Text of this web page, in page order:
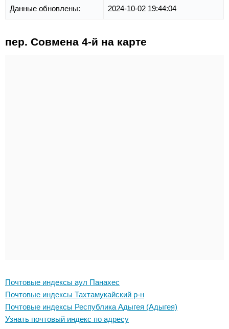
Данные обновлены: 2024-10-02 19:44:04
пер. Совмена 4-й на карте
Почтовые индексы аул Панахес
Почтовые индексы Тахтамукайский р-н
Почтовые индексы Республика Адыгея (Адыгея)
Узнать почтовый индекс по адресу